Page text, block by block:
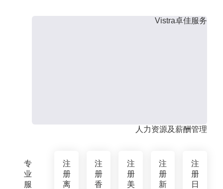
专
业
服
Vistra卓佳服务
人力资源及薪酬管理
注
册
离
注
册
香
注
册
美
注
册
新
注
册
日